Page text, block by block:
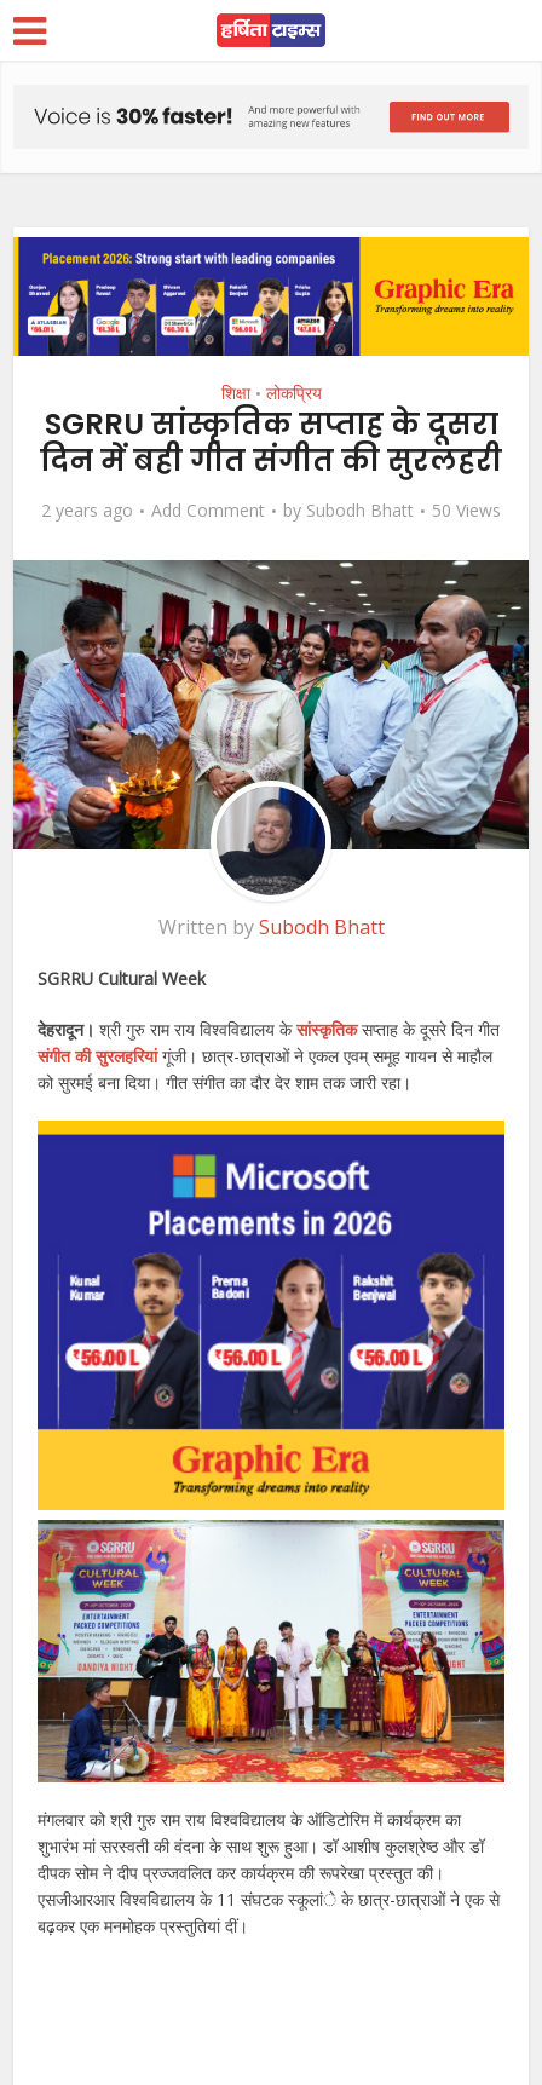
शिक्षा • लोकप्रिय
SGRRU सांस्कृतिक सप्ताह के दूसरा
दिन में बही गीत संगीत की सुरलहरी
2 years ago Add Comment by Subodh Bhatt 50 Views
Written bySubodh Bhatt
SGRRU Cultural Week
देहरादून।श्री गुरु राम राय विश्वविद्यालय केसांस्कृतिकसप्ताह के दूसरे दिन गीत
संगीत की सुरलहरियांगूंजी। छात्र-छात्राओं ने एकल एवम् समूह गायन से माहौल
को सुरमई बना दिया। गीत संगीत का दौर देर शाम तक जारी रहा।
मंगलवार को श्री गुरु राम राय विश्वविद्यालय के ऑडिटोरिम में कार्यक्रम का
शुभारंभ मां सरस्वती की वंदना के साथ शुरू हुआ। डॉ आशीष कुलश्रेष्ठ और डॉ
दीपक सोम ने दीप प्रज्जवलित कर कार्यक्रम की रूपरेखा प्रस्तुत की।
एसजीआरआर विश्वविद्यालय के 11 संघटक स्कूलांे के छात्र-छात्राओं ने एक से
बढ़कर एक मनमोहक प्रस्तुतियां दीं।